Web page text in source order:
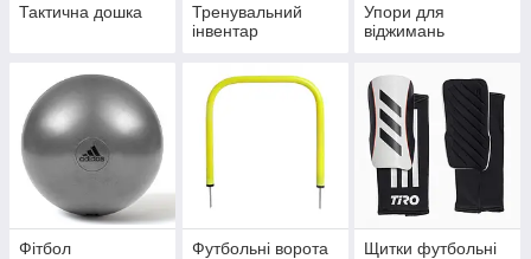
Тактична дошка
Тренувальний
інвентар
Упори для
віджимань
Фітбол Футбольні ворота Щитки футбольні